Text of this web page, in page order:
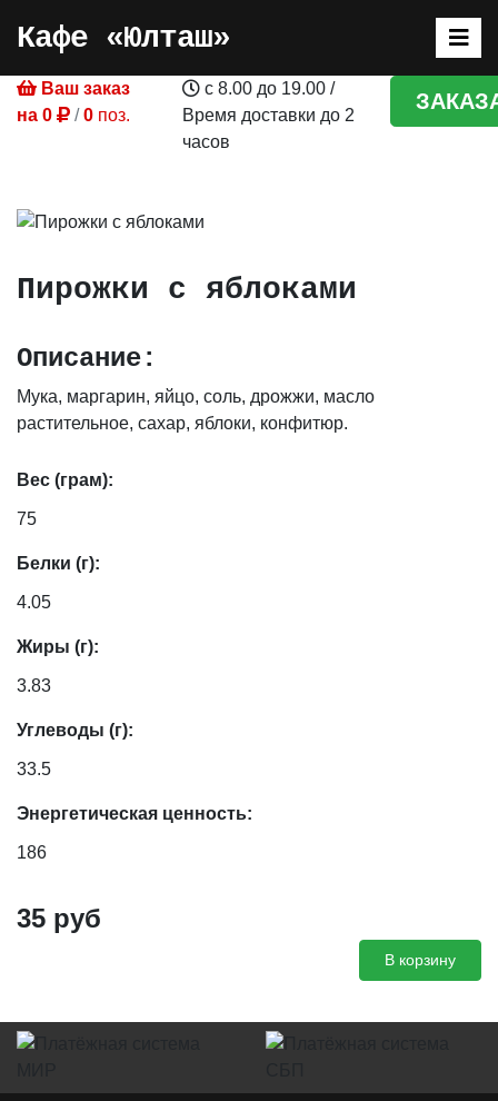
Кафе «Юлташ»
Ваш заказ
на 0 /0 поз.
с 8.00 до 19.00 /
Время доставки до 2
часов
Пирожки с яблоками
Описание:
Мука, маргарин, яйцо, соль, дрожжи, масло
растительное, сахар, яблоки, конфитюр.
Вес (грам):
75
Белки (г):
4.05
Жиры (г):
3.83
Углеводы (г):
33.5
Энергетическая ценность:
186
35 руб
В корзину